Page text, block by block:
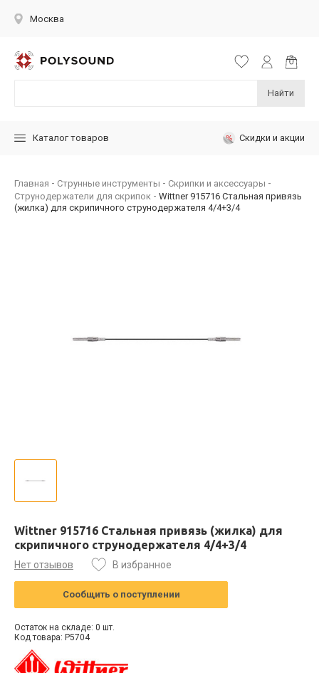
Москва
Найти
Каталог товаров Скидки и акции
Главная Струнные инструменты
Скрипки и аксессуары
Струнодержатели для скрипок
Wittner 915716 Стальная привязь
(жилка) для скрипичного струнодержателя 4/4+3/4
Wittner 915716 Стальная привязь (жилка) для
скрипичного струнодержателя 4/4+3/4
Нет отзывов В избранное
Сообщить о поступлении
Остаток на складе: 0 шт.
Код товара: P5704